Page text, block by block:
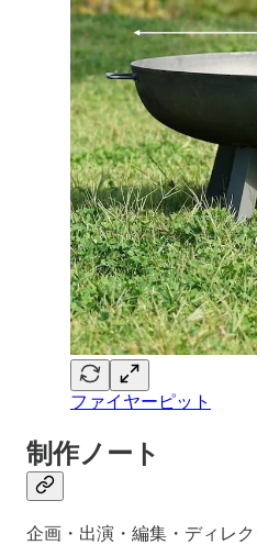
ファイヤーピット
制作ノート
企画・出演・編集・ディレ